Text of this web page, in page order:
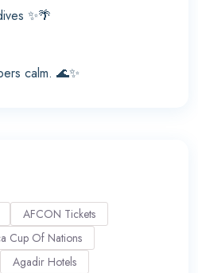
✨🌴
calm. 🌊✨
AFCON Tickets
Cup Of Nations
Agadir Hotels